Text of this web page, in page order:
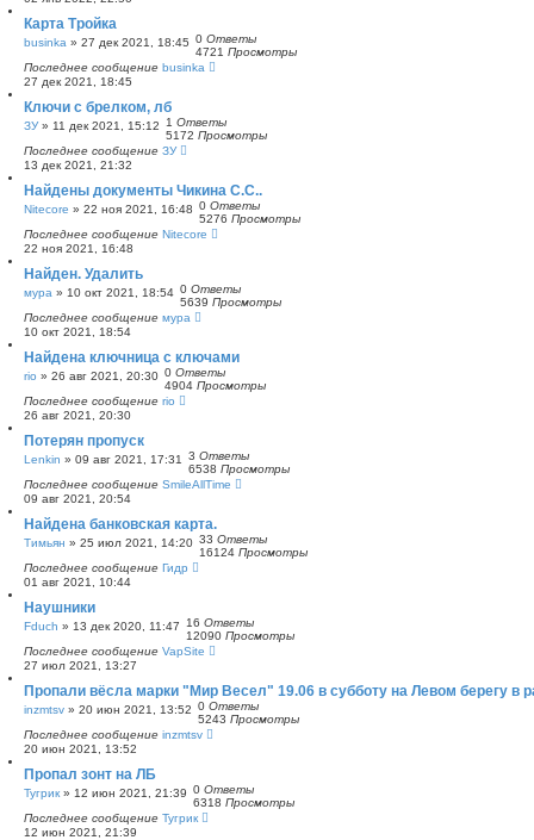
Карта Тройка
businka » 27 дек 2021, 18:45 0 Ответы
4721 Просмотры
Последнее сообщение businka
27 дек 2021, 18:45
Ключи с брелком, лб
ЗУ» 11 дек 2021, 15:12 1 Ответы
5172 Просмотры
Последнее сообщение ЗУ
13 дек 2021, 21:32
Найдены документы Чикина С.С..
Nitecore » 22 ноя 2021, 16:48 0 Ответы
5276 Просмотры
Последнее сообщение Nitecore
22 ноя 2021, 16:48
Найден. Удалить
мура » 10 окт 2021, 18:54 0 Ответы
5639 Просмотры
Последнее сообщение мура
10 окт 2021, 18:54
Найдена ключница с ключами
rio » 26 авг 2021, 20:30 0 Ответы
4904 Просмотры
Последнее сообщение rio
26 авг 2021, 20:30
Потерян пропуск
Lenkin » 09 авг 2021, 17:31 3 Ответы
6538 Просмотры
Последнее сообщение SmileAllTime
09 авг 2021, 20:54
Найдена банковская карта.
Тимьян » 25 июл 2021, 14:20 33 Ответы
16124 Просмотры
Последнее сообщение Гидр
01 авг 2021, 10:44
Наушники
Fduch » 13 дек 2020, 11:47 16 Ответы
12090 Просмотры
Последнее сообщение VapSite
27 июл 2021, 13:27
Пропали вёсла марки "Мир Весел" 19.06 в субботу на Левом берегу в
inzmtsv » 20 июн 2021, 13:52 0 Ответы
5243 Просмотры
Последнее сообщение inzmtsv
20 июн 2021, 13:52
Пропал зонт на ЛБ
Тугрик » 12 июн 2021, 21:39 0 Ответы
6318 Просмотры
Последнее сообщение Тугрик
12 июн 2021, 21:39